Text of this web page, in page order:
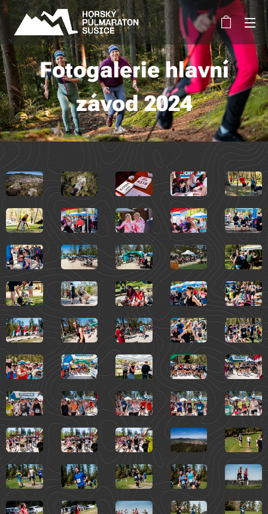
Fotogalerie hlavní
závod 2024